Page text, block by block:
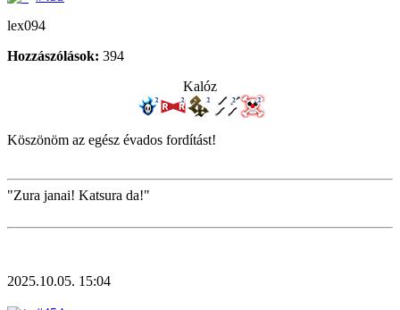
lex094
Hozzászólások: 394
Kalóz
Köszönöm az egész évados fordítást!
"Zura janai! Katsura da!"
2025.10.05. 15:04